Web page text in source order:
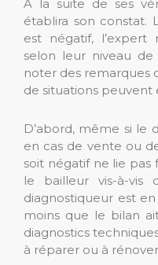
A la suite de ses
établira son constat.
est négatif, l’expert
selon leur niveau
noter des remarques
de situations peuvent
D’abord, même si le
en cas de vente ou
soit négatif ne lie
le bailleur vis-à-
diagnostiqueur est
moins que le bilan
diagnostics
à réparer ou à